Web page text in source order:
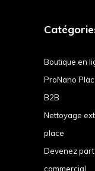
Boutique en
ProNano
B2B
Nettoyage
place
Devenez
commercial